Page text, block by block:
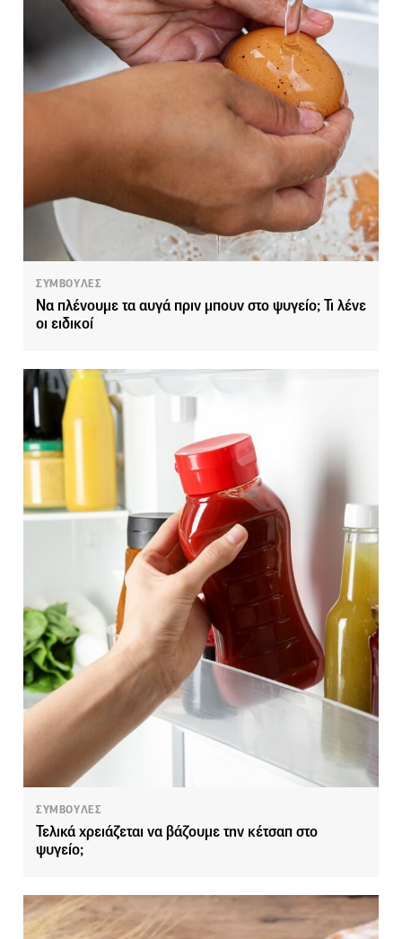
ΣΥΜΒΟΥΛΕΣ
Να πλένουμε τα αυγά πριν μπουν στο ψυγείο; Τι λένε
οι ειδικοί
ΣΥΜΒΟΥΛΕΣ
Τελικά χρειάζεται να βάζουμε την κέτσαπ στο
ψυγείο;